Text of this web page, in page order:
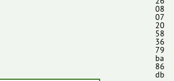
08
07
20
58
36
79
ba
86
db